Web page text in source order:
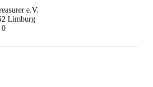
e.V.
Limburg
0